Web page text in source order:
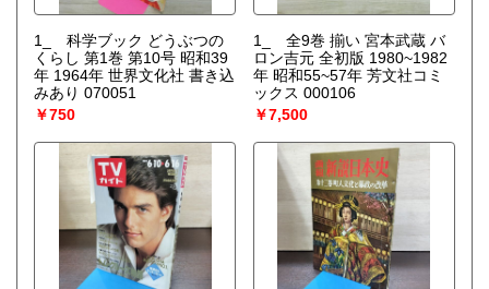
1_ 科学ブック どうぶつの
くらし 第1巻 第10号 昭和39
年 1964年 世界文化社 書き込
みあり 070051
￥750
1_ 全9巻 揃い 宮本武蔵 バ
ロン吉元 全初版 1980~1982
年 昭和55~57年 芳文社コミ
ックス 000106
￥7,500